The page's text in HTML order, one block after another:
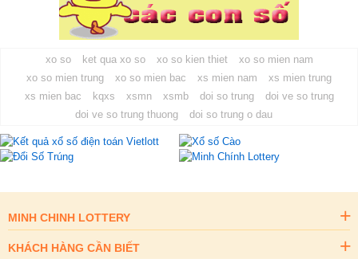
xo so ket qua xo so xo so kien thiet
xo so mien nam
xo so mien trung
xo so mien bac xs mien nam
xs mien trung
xs mien bac
kqxs xsmn xsmb doi so trung
doi ve so trung
doi ve so trung thuong
doi so trung o dau
MINH CHINH LOTTERY
KHÁCH HÀNG CẦN BIẾT